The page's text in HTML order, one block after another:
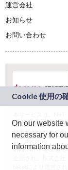
運営会社
お知らせ
お問い合わせ
ドコモグループの新
規事業創出プログラ
ム「docomo
STARTUP」を通じて
On our website
necessary for
information